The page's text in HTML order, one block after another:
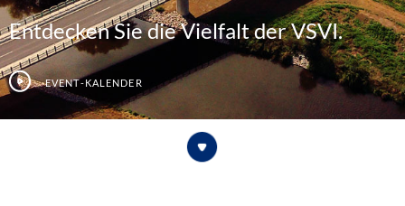
Entdecken Sie die Vielfalt der VSVI.
Event-Kalender